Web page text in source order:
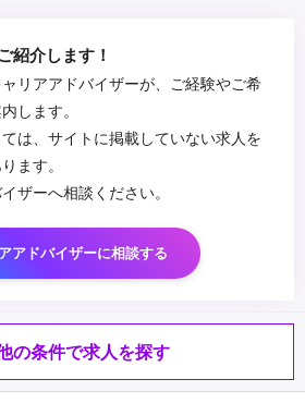
紹介します！
リアアドバイザーが、ご経験やご希
します。
は、サイトに掲載していない求人を
ます。
ザーへ相談ください。
アドバイザーに相談する
の条件で求人を探す